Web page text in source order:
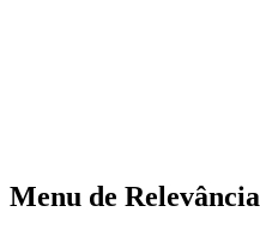
Menu de Relevância